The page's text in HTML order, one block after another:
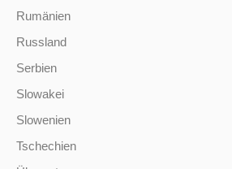
Rumänien
Russland
Serbien
Slowakei
Slowenien
Tschechien